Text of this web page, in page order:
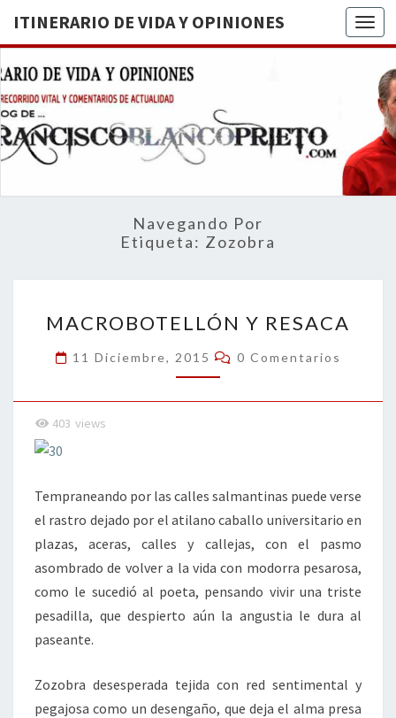
ITINERARIO DE VIDA Y OPINIONES
DE
BREVE
RECORRIDO
VITAL Y
ACTUALIDAD
Navegando Por
Etiqueta: Zozobra
Y
RESACA
MACROBOTELLÓN Y RESACA
11 Diciembre, 2015 Comentarios
0 Comentarios
403 views
Tempraneando por las calles salmantinas puede verse
el rastro dejado por el atilano caballo universitario en
plazas, aceras, calles y callejas, con el pasmo
asombrado de volver a la vida con modorra pesarosa,
como le sucedió al poeta, pensando vivir una triste
pesadilla, que despierto aún la angustia le dura al
paseante.
Zozobra desesperada tejida con red sentimental y
pegajosa como un desengaño, que deja el alma presa